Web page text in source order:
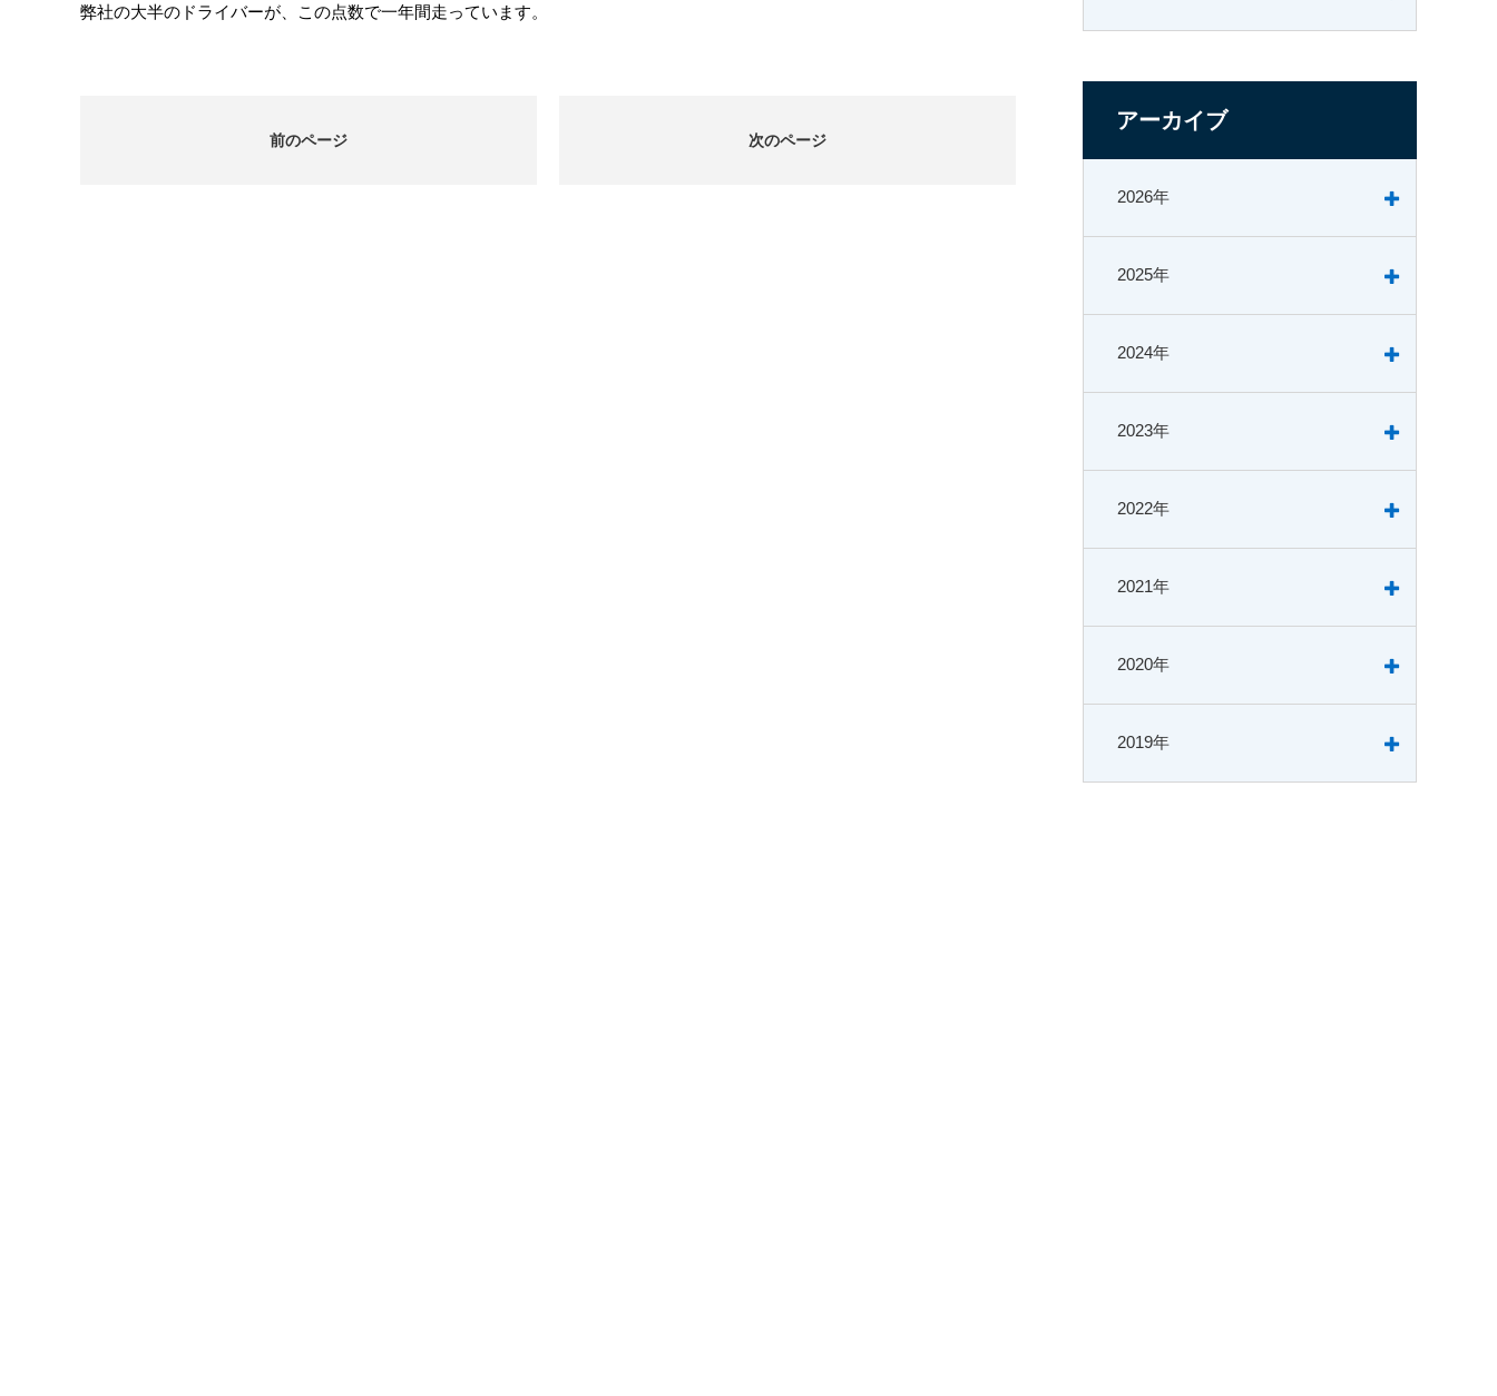
アーカイブ
2026年
2025年
2024年
2023年
2022年
2021年
2020年
2019年
弊社の大半のドライバーが、この点数で一年間走っています。
前のページ 次のページ